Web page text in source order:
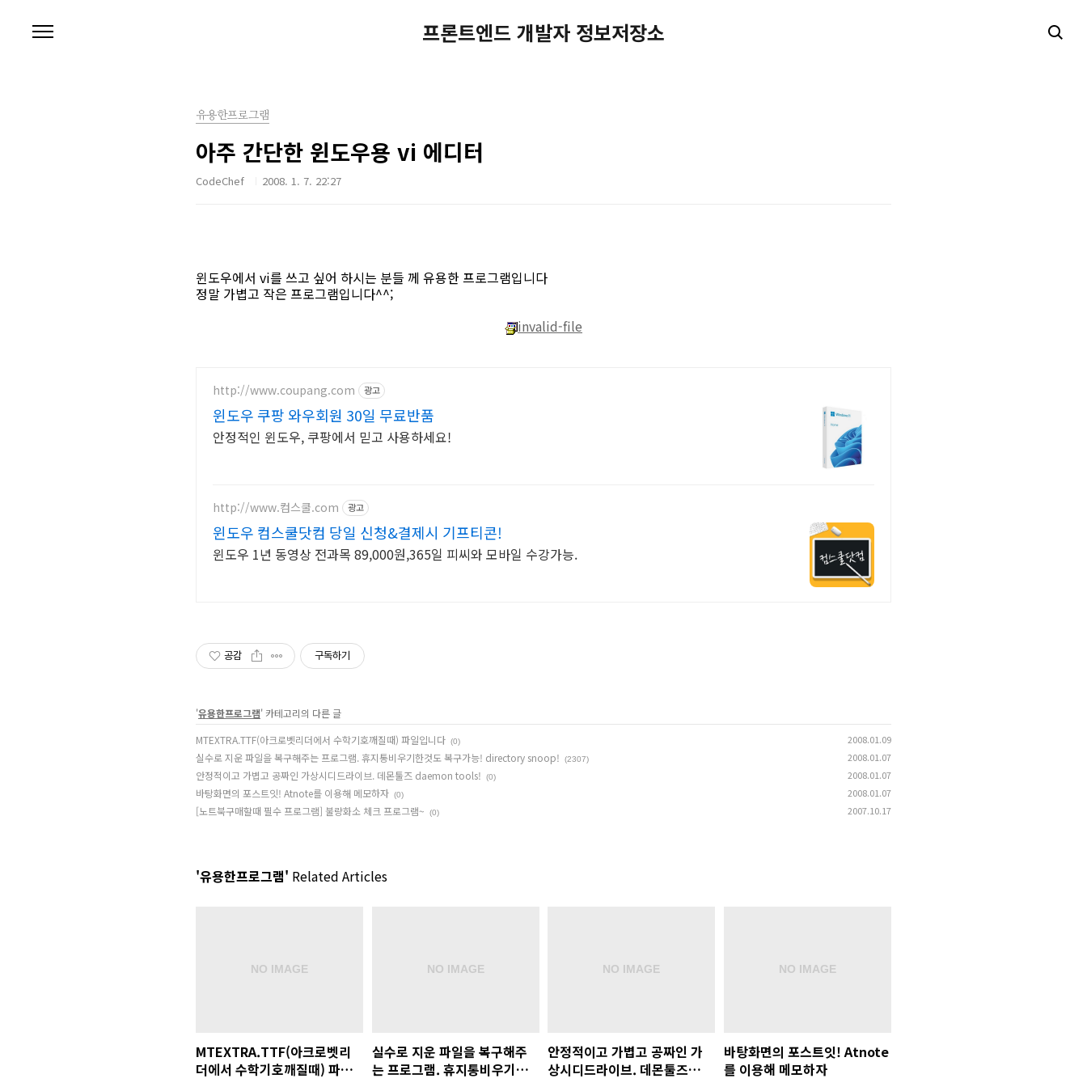
프론트엔드 개발자 정보저장소
유용한프로그램
아주 간단한 윈도우용 vi 에디터
CodeChef 2008. 1. 7. 22:27
윈도우에서 vi를 쓰고 싶어 하시는 분들 께 유용한 프로그램입니다
정말 가볍고 작은 프로그램입니다^^;
invalid-file
http://www.coupang.com 광고
윈도우 쿠팡 와우회원 30일 무료반품
안정적인 윈도우, 쿠팡에서 믿고 사용하세요!
http://www.컴스쿨.com 광고
윈도우 컴스쿨닷컴 당일 신청&결제시 기프티콘!
윈도우 1년 동영상 전과목 89,000원,365일 피씨와 모바일 수강가능.
공감 구독하기
'유용한프로그램' 카테고리의 다른 글
MTEXTRA.TTF(아크로벳리더에서 수학기호깨질때) 파일입니다 (0) 2008.01.09
실수로 지운 파일을 복구해주는 프로그램. 휴지통비우기한것도 복구가능! directory snoop! (2307) 2008.01.07
안정적이고 가볍고 공짜인 가상시디드라이브. 데몬툴즈 daemon tools! (0) 2008.01.07
바탕화면의 포스트잇! Atnote를 이용해 메모하자 (0) 2008.01.07
[노트북구매할때 필수 프로그램] 불량화소 체크 프로그램~ (0) 2007.10.17
'유용한프로그램' Related Articles
MTEXTRA.TTF(아크로벳리
더에서 수학기호깨질때) 파일
실수로 지운 파일을 복구해주
는 프로그램. 휴지통비우기한
안정적이고 가볍고 공짜인 가
상시디드라이브. 데몬툴즈
바탕화면의 포스트잇! Atnote
를 이용해 메모하자